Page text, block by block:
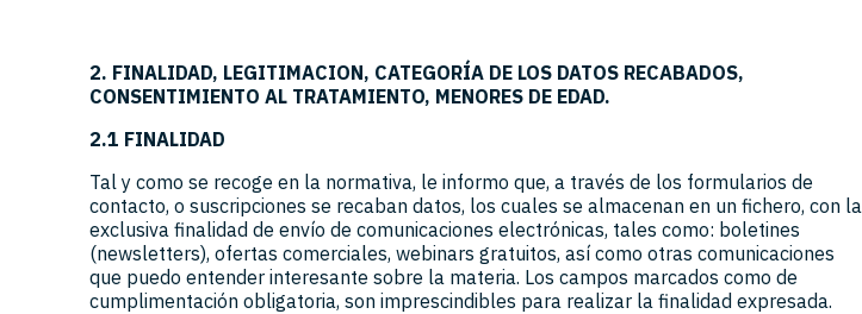
2. FINALIDAD, LEGITIMACION, CATEGORÍA DE LOS DATOS RECABADOS,
CONSENTIMIENTO AL TRATAMIENTO, MENORES DE EDAD.
2.1 FINALIDAD
Tal y como se recoge en la normativa, le informo que, a través de los formularios de
contacto, o suscripciones se recaban datos, los cuales se almacenan en un fichero, con la
exclusiva finalidad de envío de comunicaciones electrónicas, tales como: boletines
(newsletters), ofertas comerciales, webinars gratuitos, así como otras comunicaciones
que puedo entender interesante sobre la materia. Los campos marcados como de
cumplimentación obligatoria, son imprescindibles para realizar la finalidad expresada.